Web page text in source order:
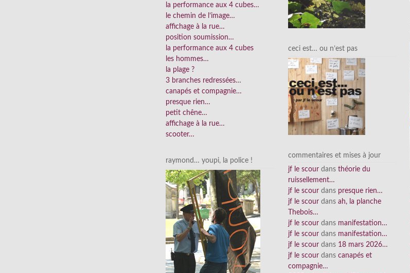
la performance aux 4 cubes…
le chemin de l’image…
affichage à la rue…
position soumission…
la performance aux 4 cubes
les hommes…
la plage ?
3 branches redressées…
canapés et compagnie…
presque rien…
petit chêne…
affichage à la rue…
scooter…
raymond… youpi, la police !
ceci est… ou n’est pas
commentaires et mises à jour
jf le scour dans théorie du
ruissellement…
jf le scour dans presque rien…
jf le scour dans ah, la planche
Thebois…
jf le scour dans manifestation…
jf le scour dans manifestation…
jf le scour dans 18 mars 2026…
jf le scour dans canapés et
compagnie…